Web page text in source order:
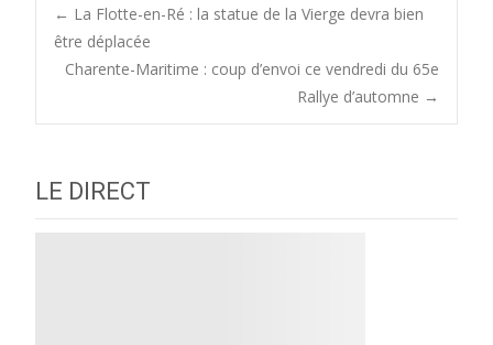
Post
navigation
← La Flotte-en-Ré : la statue de la Vierge devra bien
être déplacée
Charente-Maritime : coup d’envoi ce vendredi du 65e
Rallye d’automne →
LE DIRECT